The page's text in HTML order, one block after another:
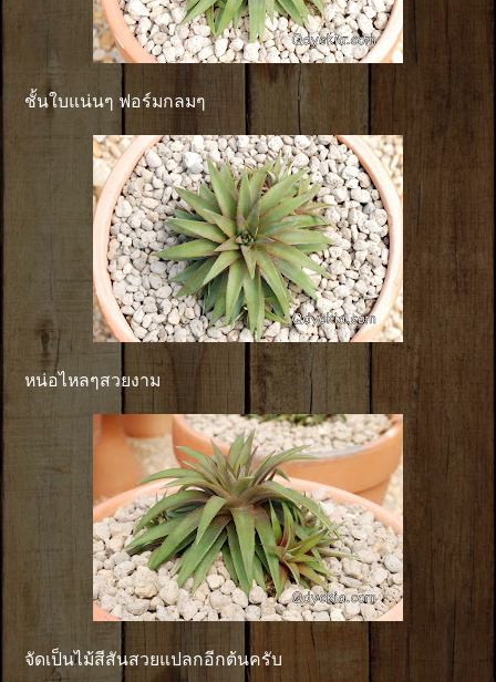
ชั้นใบแน่นๆ ฟอร์มกลมๆ
หน่อไหลๆสวยงาม
จัดเป็นไม้สีสันสวยแปลกอีกต้นครับ